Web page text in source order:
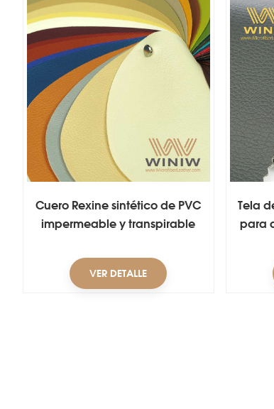
Cuero Rexine sintético de PVC
impermeable y transpirable
VER DETALLE
Tela
para